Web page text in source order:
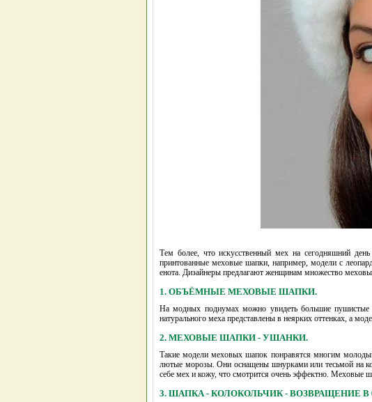
Тем более, что искусственный мех на сегодняшний
принтованные меховые шапки, например, модели с
енота. Дизайнеры предлагают женщинам множество
1. ОБЪЁМНЫЕ МЕХОВЫЕ ШАПКИ.
На модных подиумах можно увидеть большие
натурального меха представлены в неярких оттенках, а
2. МЕХОВЫЕ ШАПКИ - УШАНКИ.
Такие модели меховых шапок понравятся многим
лютые морозы. Они оснащены шнурками или тесьмой на
себе мех и кожу, что смотрится очень эффектно. Меховые
3. ШАПКА - КОЛОКОЛЬЧИК - ВОЗВРАЩЕНИЕ В